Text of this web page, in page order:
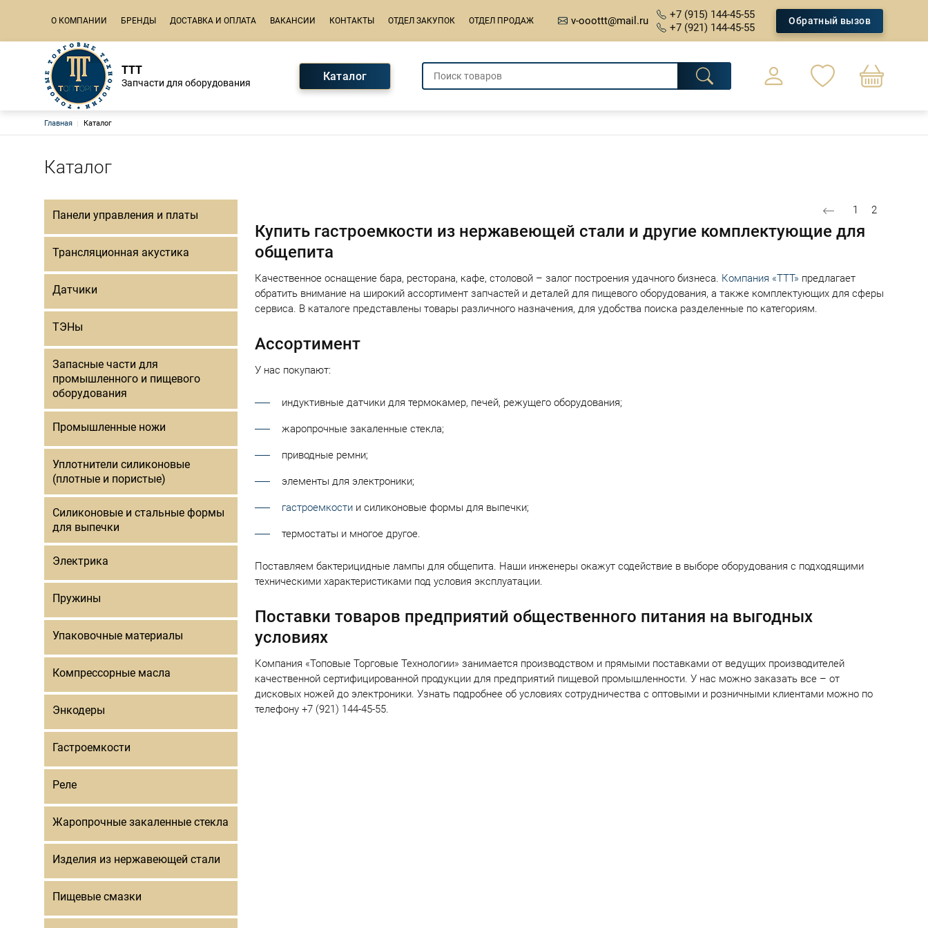
Основная навигация
О КОМПАНИИ БРЕНДЫ ДОСТАВКА И ОПЛАТА ВАКАНСИИ КОНТАКТЫ ОТДЕЛ ЗАКУПОК ОТДЕЛ ПРОДАЖ v-ooottt@mail.ru
+7 (915) 144-45-55
+7 (921) 144-45-55
Обратный вызов
ТТТ
Запчасти для оборудования
Каталог
Оформление заказа
Строка навигации
Главная Каталог
Каталог
Панели управления и платы
Трансляционная акустика
Датчики
ТЭНы
Запасные части для
промышленного и пищевого
оборудования
Промышленные ножи
Уплотнители силиконовые
(плотные и пористые)
Силиконовые и стальные формы
для выпечки
Электрика
Пружины
Упаковочные материалы
Компрессорные масла
Энкодеры
Гастроемкости
Реле
Жаропрочные закаленные стекла
Изделия из нержавеющей стали
Пищевые смазки
Страница
1 Текущая
2
Купить гастроемкости из нержавеющей стали и другие комплектующие для
общепита
Качественное оснащение бара, ресторана, кафе, столовой – залог построения удачного бизнеса. Компания «ТТТ» предлагает
обратить внимание на широкий ассортимент запчастей и деталей для пищевого оборудования, а также комплектующих для сферы
сервиса. В каталоге представлены товары различного назначения, для удобства поиска разделенные по категориям.
Ассортимент
У нас покупают:
индуктивные датчики для термокамер, печей, режущего оборудования;
жаропрочные закаленные стекла;
приводные ремни;
элементы для электроники;
гастроемкости и силиконовые формы для выпечки;
термостаты и многое другое.
Поставляем бактерицидные лампы для общепита. Наши инженеры окажут содействие в выборе оборудования с подходящими
техническими характеристиками под условия эксплуатации.
Поставки товаров предприятий общественного питания на выгодных
условиях
Компания «Топовые Торговые Технологии» занимается производством и прямыми поставками от ведущих производителей
качественной сертифицированной продукции для предприятий пищевой промышленности. У нас можно заказать все – от
дисковых ножей до электроники. Узнать подробнее об условиях сотрудничества с оптовыми и розничными клиентами можно по
телефону +7 (921) 144-45-55.